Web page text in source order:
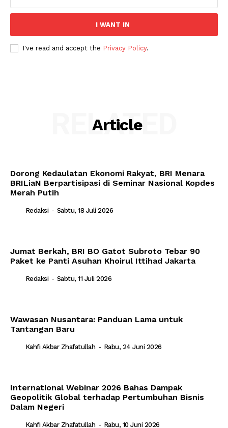
I WANT IN
I've read and accept the Privacy Policy.
Article
RELATED
Dorong Kedaulatan Ekonomi Rakyat, BRI Menara
BRILiaN Berpartisipasi di Seminar Nasional Kopdes
Merah Putih
Redaksi - Sabtu, 18 Juli 2026
Jumat Berkah, BRI BO Gatot Subroto Tebar 90
Paket ke Panti Asuhan Khoirul Ittihad Jakarta
Redaksi - Sabtu, 11 Juli 2026
Wawasan Nusantara: Panduan Lama untuk
Tantangan Baru
Kahfi Akbar Zhafatullah - Rabu, 24 Juni 2026
International Webinar 2026 Bahas Dampak
Geopolitik Global terhadap Pertumbuhan Bisnis
Dalam Negeri
Kahfi Akbar Zhafatullah - Rabu, 10 Juni 2026